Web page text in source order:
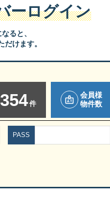
ーログイン
ると、
けます。
件
会員様
物件数
PASS